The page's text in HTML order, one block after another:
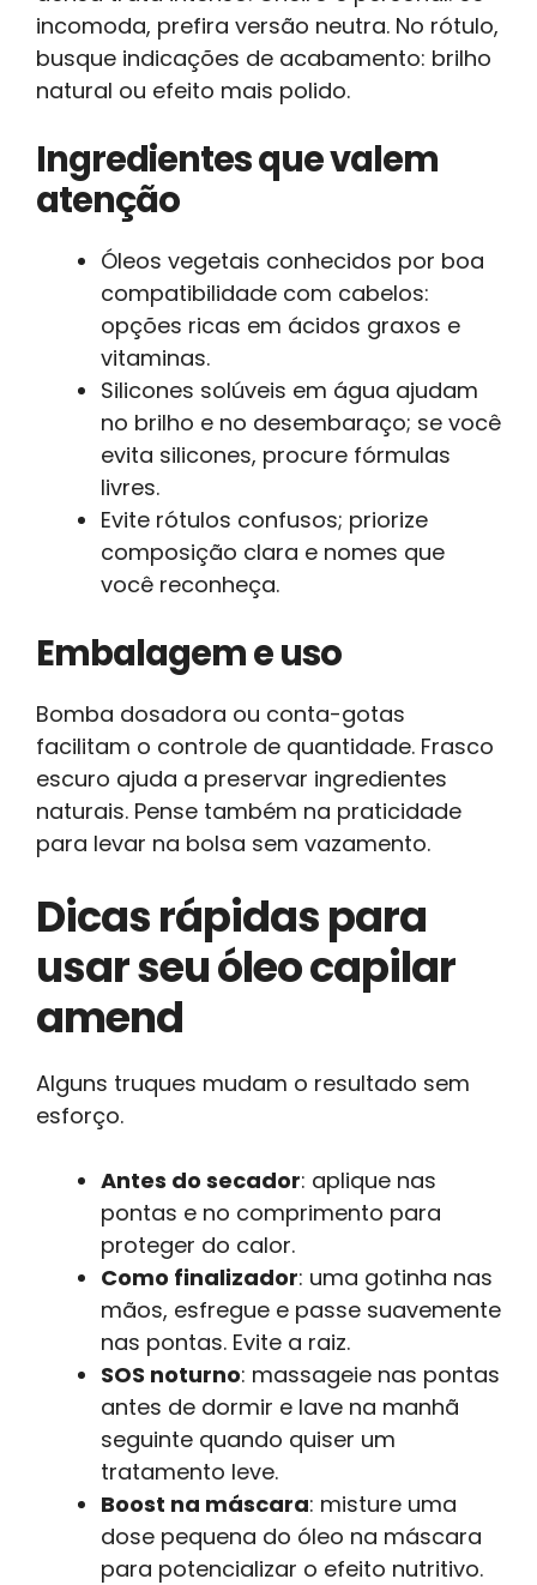
incomoda, prefira versão neutra. No rótulo,
busque indicações de acabamento: brilho
natural ou efeito mais polido.
Ingredientes que valem
atenção
Óleos vegetais conhecidos por boa
compatibilidade com cabelos:
opções ricas em ácidos graxos e
vitaminas.
Silicones solúveis em água ajudam
no brilho e no desembaraço; se você
evita silicones, procure fórmulas
livres.
Evite rótulos confusos; priorize
composição clara e nomes que
você reconheça.
Embalagem e uso
Bomba dosadora ou conta-gotas
facilitam o controle de quantidade. Frasco
escuro ajuda a preservar ingredientes
naturais. Pense também na praticidade
para levar na bolsa sem vazamento.
Dicas rápidas para
usar seu óleo capilar
amend
Alguns truques mudam o resultado sem
esforço.
Antes do secador: aplique nas
pontas e no comprimento para
proteger do calor.
Como finalizador: uma gotinha nas
mãos, esfregue e passe suavemente
nas pontas. Evite a raiz.
SOS noturno: massageie nas pontas
antes de dormir e lave na manhã
seguinte quando quiser um
tratamento leve.
Boost na máscara: misture uma
dose pequena do óleo na máscara
para potencializar o efeito nutritivo.